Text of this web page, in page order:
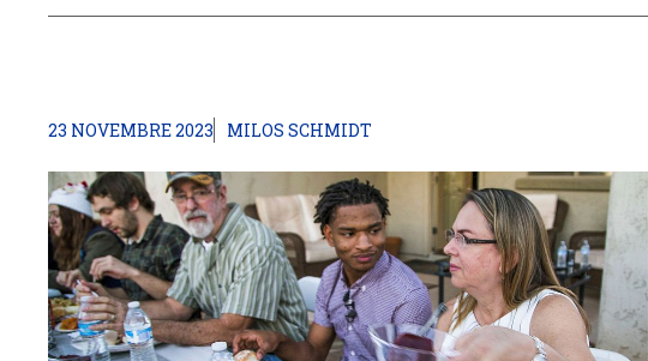
23 NOVEMBRE 2023 MILOS SCHMIDT